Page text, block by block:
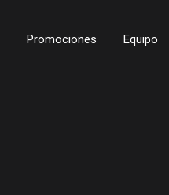
Promociones Equipo